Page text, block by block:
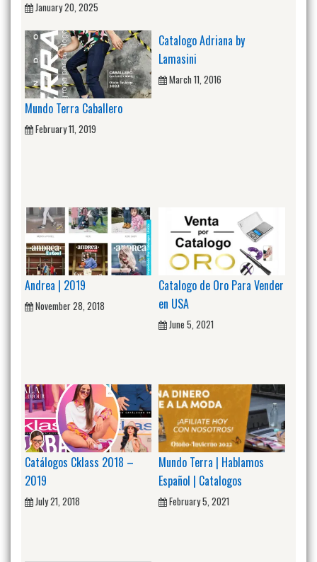
January 20, 2025
Mundo Terra Caballero
February 11, 2019
Catalogo Adriana by
Lamasini
March 11, 2016
Andrea | 2019
November 28, 2018
Catalogo de Oro Para Vender
en USA
June 5, 2021
Catálogos Cklass 2018 –
2019
July 21, 2018
Mundo Terra | Hablamos
Español | Catalogos
February 5, 2021